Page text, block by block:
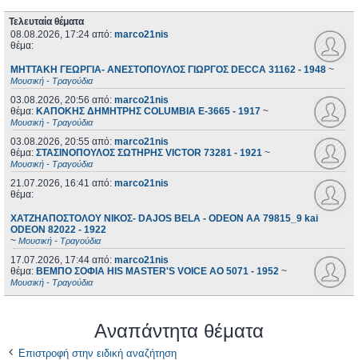
Τελευταία θέματα
08.08.2026, 17:24 από: marco21nis
θέμα:
ΜΗΤΤΑΚΗ ΓΕΩΡΓΙΑ- ΑΝΕΣΤΟΠΟΥΛΟΣ ΓΙΩΡΓΟΣ DECCA 31162 - 1948 ~
Μουσική - Τραγούδια
03.08.2026, 20:56 από: marco21nis
θέμα: ΚΑΠΟΚΗΣ ΔΗΜΗΤΡΗΣ COLUMBIA E-3665 - 1917 ~
Μουσική - Τραγούδια
03.08.2026, 20:55 από: marco21nis
θέμα: ΣΤΑΣΙΝΟΠΟΥΛΟΣ ΣΩΤΗΡΗΣ VICTOR 73281 - 1921 ~
Μουσική - Τραγούδια
21.07.2026, 16:41 από: marco21nis
θέμα:
ΧΑΤΖΗΑΠΟΣΤΟΛΟΥ ΝΙΚΟΣ- DAJOS BELA - ODEON AA 79815_9 kai
ODEON 82022 - 1922
~ Μουσική - Τραγούδια
17.07.2026, 17:44 από: marco21nis
θέμα: ΒΕΜΠΟ ΣΟΦΙΑ HIS MASTER'S VOICE AO 5071 - 1952 ~
Μουσική - Τραγούδια
Αναπάντητα θέματα
Επιστροφή στην ειδική αναζήτηση